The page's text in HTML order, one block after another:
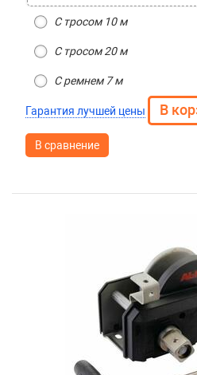
С тросом 10 м
С тросом 20 м
С ремнем 7 м
Гарантия лучшей цены
В сравнение